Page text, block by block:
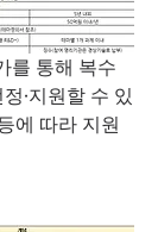
를 통해 복수
·지원할 수 있
에 따라 지원